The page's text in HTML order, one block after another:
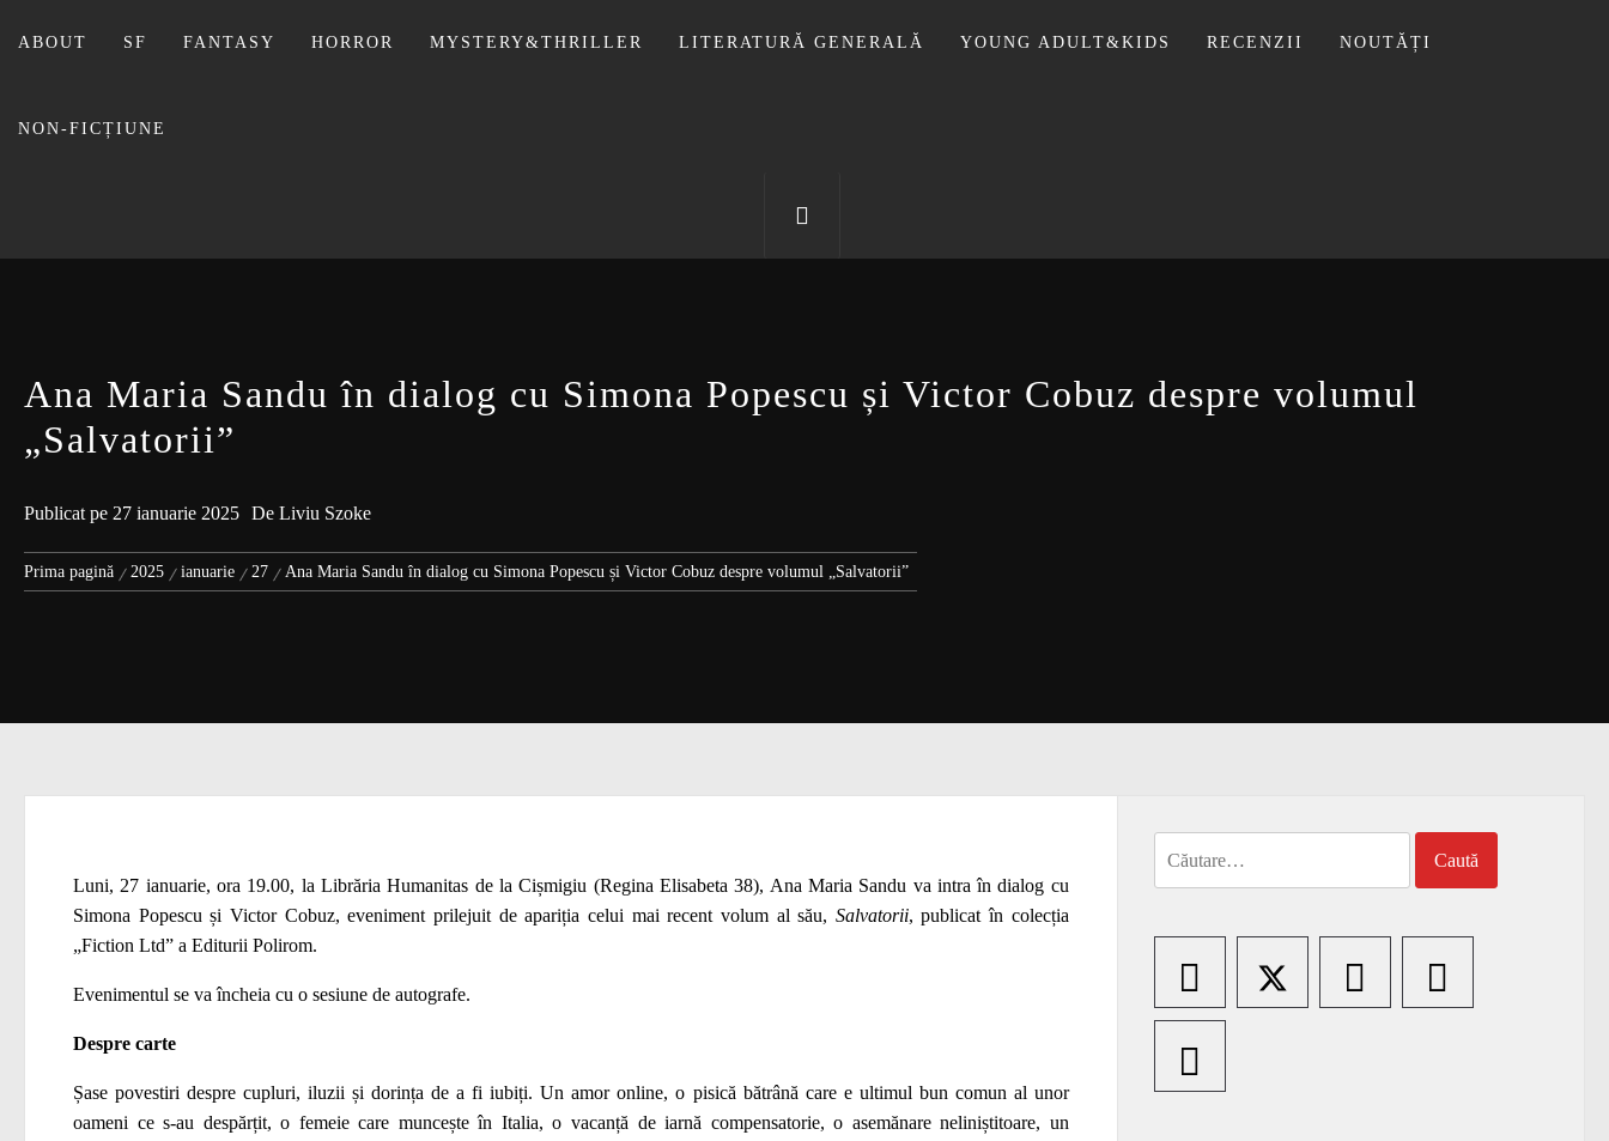
ABOUT SF FANTASY HORROR MYSTERY&THRILLER LITERATURĂ GENERALĂ YOUNG ADULT&KIDS RECENZII NOUTĂȚI
NON-FICȚIUNE
BIBLIOTECA LUI LIVIU
Ana Maria Sandu în dialog cu Simona Popescu și Victor Cobuz despre volumul
„Salvatorii”
Publicat pe 27 ianuarie 2025 De Liviu Szoke
Prima pagină 2025 ianuarie 27 Ana Maria Sandu în dialog cu Simona Popescu și Victor Cobuz despre volumul „Salvatorii”
Luni, 27 ianuarie, ora 19.00, la Librăria Humanitas de la Cișmigiu (Regina Elisabeta 38), Ana Maria Sandu va intra în dialog cu
Simona Popescu și Victor Cobuz, eveniment prilejuit de apariția celui mai recent volum al său, Salvatorii, publicat în colecția
„Fiction Ltd” a Editurii Polirom.
Evenimentul se va încheia cu o sesiune de autografe.
Despre carte
Șase povestiri despre cupluri, iluzii și dorința de a fi iubiți. Un amor online, o pisică bătrână care e ultimul bun comun al unor
oameni ce s-au despărțit, o femeie care muncește în Italia, o vacanță de iarnă compensatorie, o asemănare neliniștitoare, un